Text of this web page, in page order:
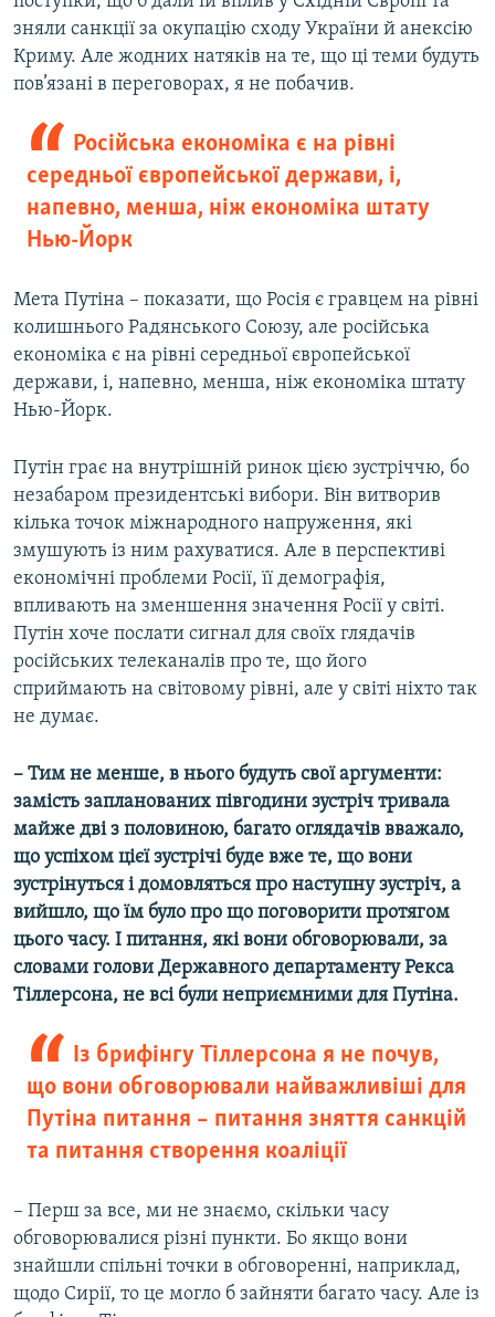
зняли санкції за окупацію сходу України й анексію
Криму. Але жодних натяків на те, що ці теми будуть
пов’язані в переговорах, я не побачив.
Російська економіка є на рівні
середньої європейської держави, і,
напевно, менша, ніж економіка штату
Нью-Йорк
Мета Путіна – показати, що Росія є гравцем на рівні
колишнього Радянського Союзу, але російська
економіка є на рівні середньої європейської
держави, і, напевно, менша, ніж економіка штату
Нью-Йорк.
Путін грає на внутрішній ринок цією зустріччю, бо
незабаром президентські вибори. Він витворив
кілька точок міжнародного напруження, які
змушують із ним рахуватися. Але в перспективі
економічні проблеми Росії, її демографія,
впливають на зменшення значення Росії у світі.
Путін хоче послати сигнал для своїх глядачів
російських телеканалів про те, що його
сприймають на світовому рівні, але у світі ніхто так
не думає.
– Тим не менше, в нього будуть свої аргументи:
замість запланованих півгодини зустріч тривала
майже дві з половиною, багато оглядачів вважало,
що успіхом цієї зустрічі буде вже те, що вони
зустрінуться і домовляться про наступну зустріч, а
вийшло, що їм було про що поговорити протягом
цього часу. І питання, які вони обговорювали, за
словами голови Державного департаменту Рекса
Тіллерсона, не всі були неприємними для Путіна.
Із брифінгу Тіллерсона я не почув,
що вони обговорювали найважливіші для
Путіна питання – питання зняття санкцій
та питання створення коаліції
– Перш за все, ми не знаємо, скільки часу
обговорювалися різні пункти. Бо якщо вони
знайшли спільні точки в обговоренні, наприклад,
щодо Сирії, то це могло б зайняти багато часу. Але із